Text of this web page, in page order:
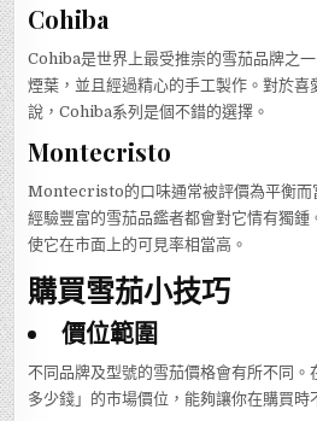
Cohiba
Cohiba是世界上最受推崇的雪茄品牌之
煙葉，並且經過精心的手工製作。對於喜
說，Cohiba系列是個不錯的選擇。
Montecristo
Montecristo的口味通常被評價為平衡而
經驗豐富的雪茄品鑑者都會對它情有獨
使它在市面上的可見率相當高。
購買雪茄小技巧
價位範圍
不同品牌及型號的雪茄價格會有所不同。
多少錢」的市場價位，能夠讓你在購買時